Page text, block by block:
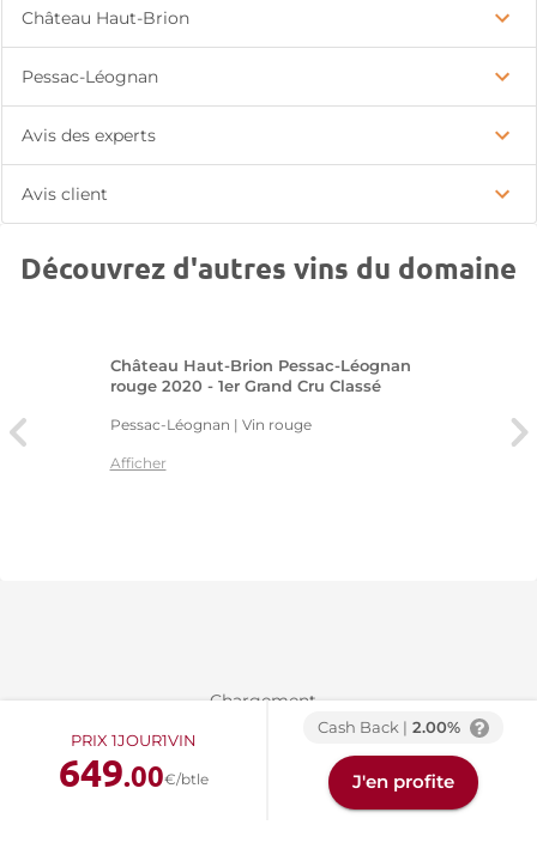
Château Haut-Brion
Pessac-Léognan
Avis des experts
Avis client
PRIX 1JOUR1VIN
649.00€/btle
Cash Back | 2.00%
J'en profite
Découvrez d'autres vins du domaine
Château Haut-Brion Pessac-Léognan
rouge 2020 - 1er Grand Cru Classé
Pessac-Léognan | Vin rouge
Afficher
Chargement...